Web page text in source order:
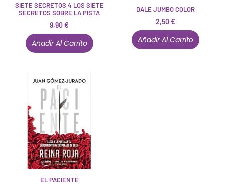
SIETE SECRETOS 4 LOS SIETE
SECRETOS SOBRE LA PISTA
9,90€
Añadir Al Carrito
DALE JUMBO COLOR
2,50€
Añadir Al Carrito
EL PACIENTE